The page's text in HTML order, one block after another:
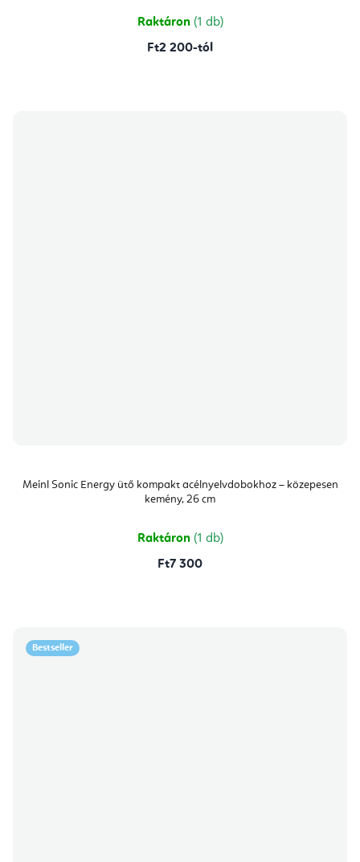
csillag.
Raktáron (1 db)
Ft2 200-tól
Meinl Sonic Energy ütő kompakt acélnyelvdobokhoz – közepesen
kemény, 26 cm
Raktáron (1 db)
Ft7 300
Bestseller